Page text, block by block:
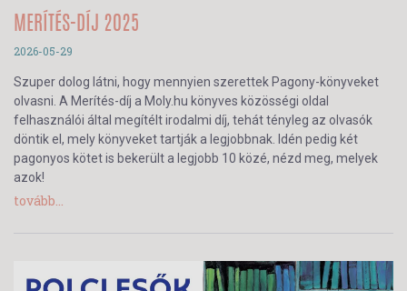
MERÍTÉS-DÍJ 2025
2026-05-29
Szuper dolog látni, hogy mennyien szerettek Pagony-könyveket
olvasni. A Merítés-díj a Moly.hu könyves közösségi oldal
felhasználói által megítélt irodalmi díj, tehát tényleg az olvasók
döntik el, mely könyveket tartják a legjobbnak. Idén pedig két
pagonyos kötet is bekerült a legjobb 10 közé, nézd meg, melyek
azok!
tovább...